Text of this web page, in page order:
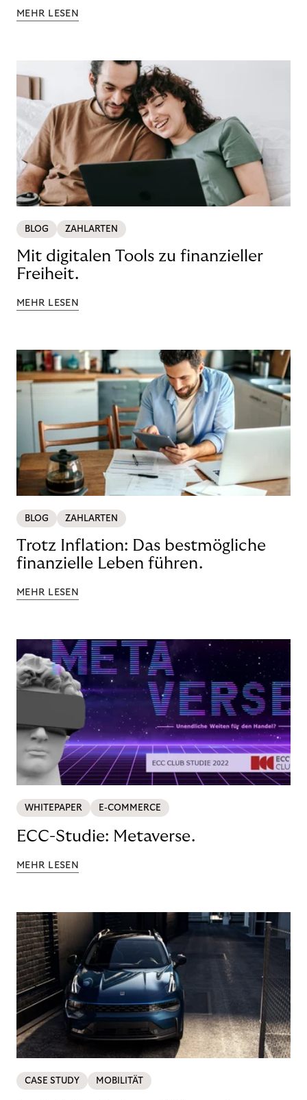
MEHR LESEN
BLOG ZAHLARTEN
Mit digitalen Tools zu finanzieller
Freiheit.
MEHR LESEN
BLOG ZAHLARTEN
Trotz Inflation: Das bestmögliche
finanzielle Leben führen.
MEHR LESEN
WHITEPAPER E-COMMERCE
ECC-Studie: Metaverse.
MEHR LESEN
CASE STUDY MOBILITÄT